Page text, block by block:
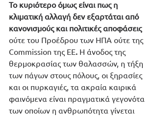
Το κυριότερο όμως είναι πως η
κλιματική αλλαγή δεν εξαρτάται από
κανονισμούς και πολιτικές αποφάσεις
ούτε του Προέδρου των ΗΠΑ ούτε της
Commission της ΕΕ. Η άνοδος της
θερμοκρασίας των θαλασσών, η τήξη
των πάγων στους πόλους, οι ξηρασίες
και οι πυρκαγιές, τα ακραία καιρικά
φαινόμενα είναι πραγματικά γεγονότα
των οποίων η ανθρωπότητα γίνεται